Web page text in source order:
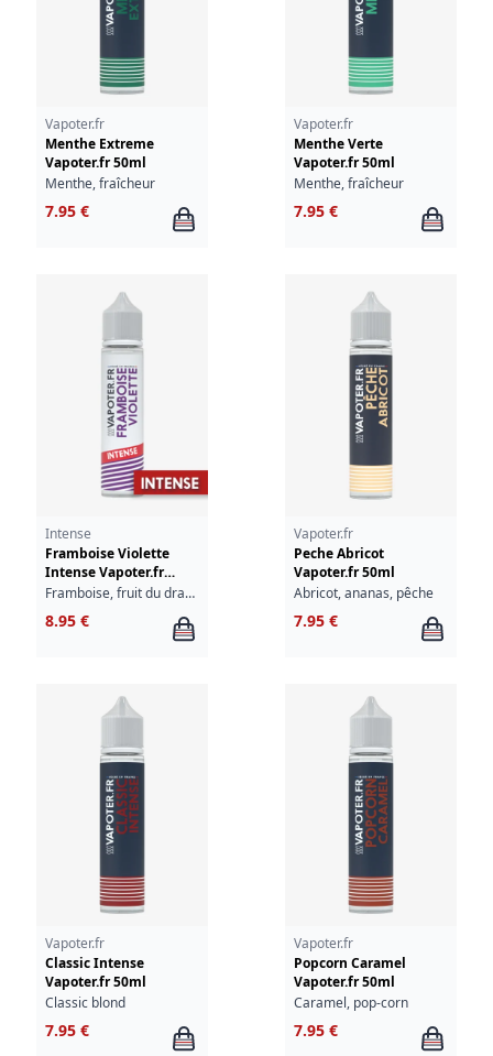
Vapoter.fr
Menthe Extreme
Vapoter.fr 50ml
Menthe, fraîcheur
7.95 €
Vapoter.fr
Menthe Verte
Vapoter.fr 50ml
Menthe, fraîcheur
7.95 €
Intense
Framboise Violette
Intense Vapoter.fr
50ml
Framboise, fruit du dragon, violette
8.95 €
Vapoter.fr
Peche Abricot
Vapoter.fr 50ml
Abricot, ananas, pêche
7.95 €
Vapoter.fr
Classic Intense
Vapoter.fr 50ml
Classic blond
7.95 €
Vapoter.fr
Popcorn Caramel
Vapoter.fr 50ml
Caramel, pop-corn
7.95 €